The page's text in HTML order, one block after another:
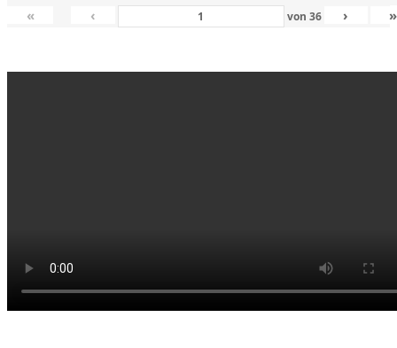
« ‹ von 36 › »